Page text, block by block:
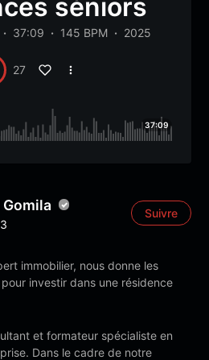
séniors
37:09 145 BPM 2025
27
37:09
Suivre
immobilier, nous donne les
investir dans une résidence
et formateur spécialiste en
Dans le cadre de notre